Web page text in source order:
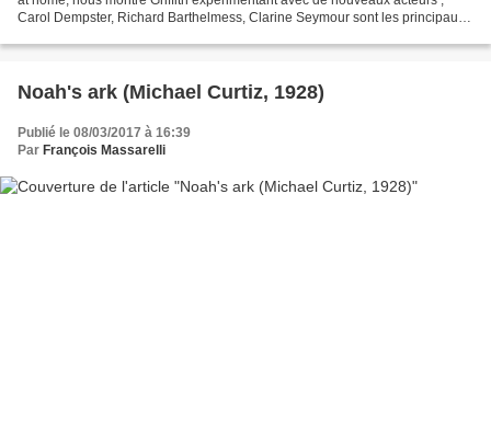
Carol Dempster, Richard Barthelmess, Clarine Seymour sont les principaux
Noah's ark (Michael Curtiz, 1928)
Publié le 08/03/2017 à 16:39
Par François Massarelli